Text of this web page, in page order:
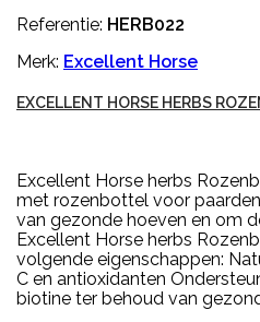
Referentie: HERB022
Merk: Excellent Horse
EXCELLENT HORSE HERBS
Excellent Horse herbs
met rozenbottel voor
van gezonde hoeven en om
Excellent Horse herbs
volgende eigenschappen:
C en antioxidanten
biotine ter behoud van